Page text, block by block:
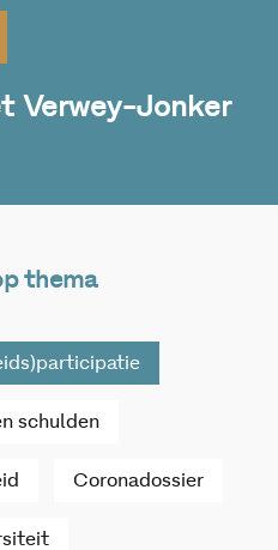
Verwey-Jonker
thema
schulden
Coronadossier